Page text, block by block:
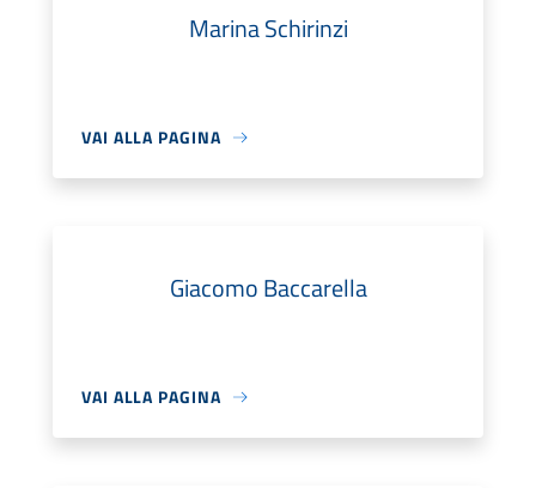
Marina Schirinzi
VAI ALLA PAGINA
Giacomo Baccarella
VAI ALLA PAGINA